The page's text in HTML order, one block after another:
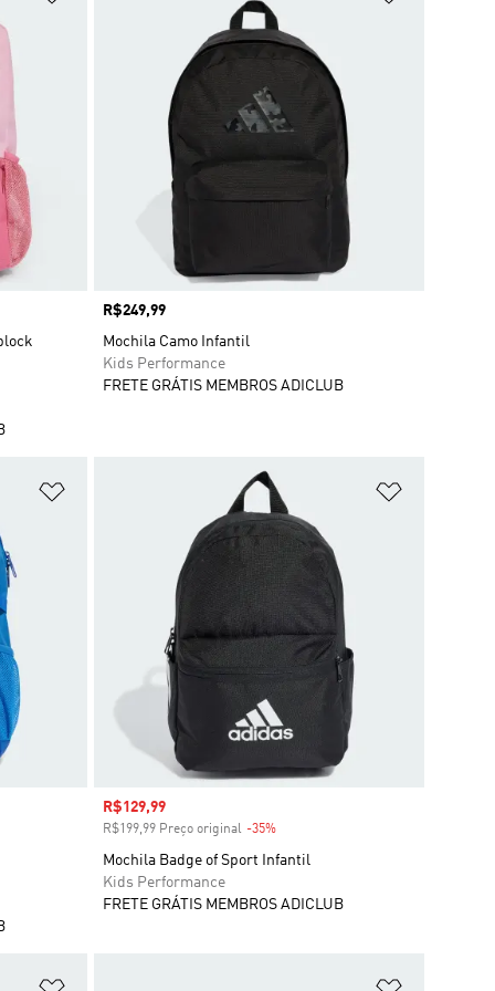
Preço
R$249,99
Mochila Camo Infantil
Kids Performance
FRETE GRÁTIS MEMBROS ADICLUB
Adicionar à Lista de Desejos
Preço com desconto
R$129,99
R$199,99 Preço original -35%Desconto
Mochila Badge of Sport Infantil
Kids Performance
FRETE GRÁTIS MEMBROS ADICLUB